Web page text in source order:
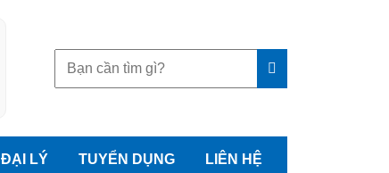
kiếm:
ĐẠI LÝ TUYỂN DỤNG LIÊN HỆ